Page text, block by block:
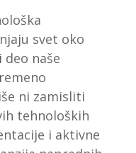
svet oko
naše
ni zamisliti
tehnoloških
i aktivne